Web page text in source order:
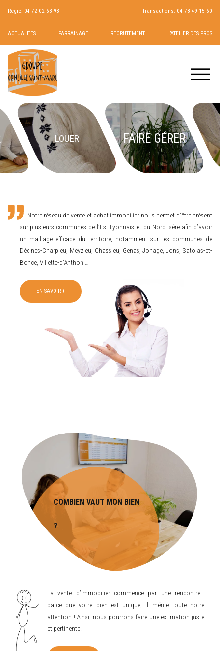
Regie: 04 72 02 63 93 Transactions: 04 78 49 15 60
ACTUALITÉS PARRAINAGE RECRUTEMENT L’ATELIER DES PROS
LOUER FAIRE GÉRER
Notre réseau de vente et achat immobilier nous permet d’être présent
sur plusieurs communes de l’Est Lyonnais et du Nord Isère afin d’avoir
un maillage efficace du territoire, notamment sur les communes de
Décines-Charpieu, Meyzieu, Chassieu, Genas, Jonage, Jons, Satolas-et-
Bonce, Villette-d’Anthon …
EN SAVOIR +
COMBIEN VAUT MON BIEN
?
La vente d’immobilier commence par une rencontre…
parce que votre bien est unique, il mérite toute notre
attention ! Ainsi, nous pourrons faire une estimation juste
et pertinente.